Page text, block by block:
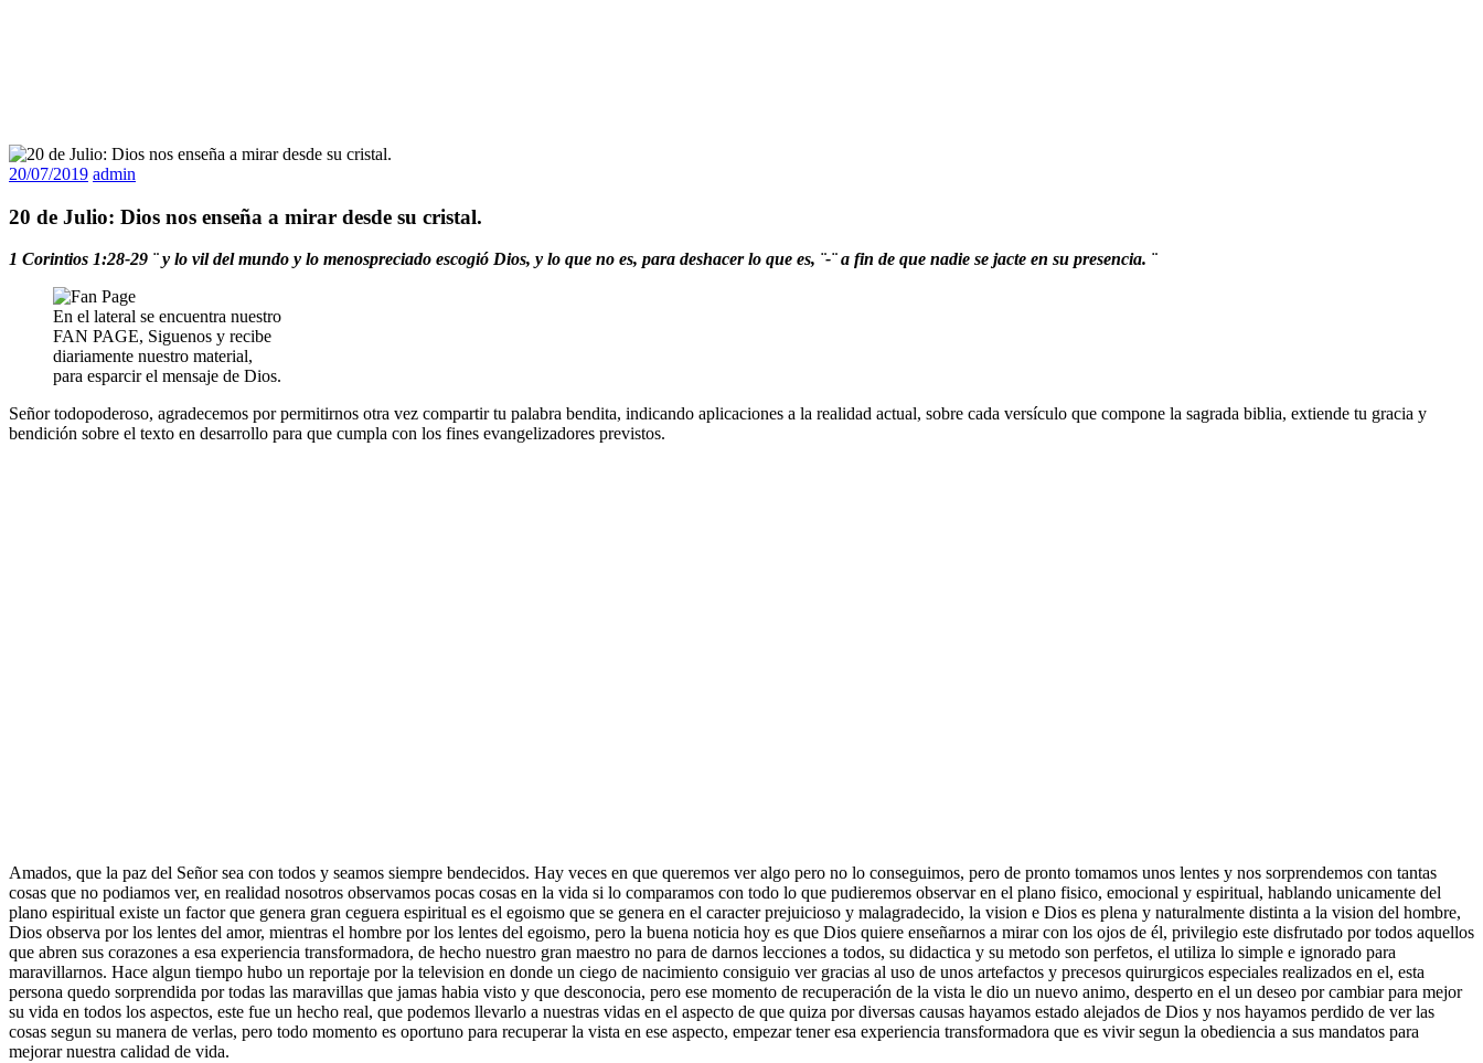
20/07/2019 admin
20 de Julio: Dios nos enseña a mirar desde su cristal.
1 Corintios 1:28-29 ¨ y lo vil del mundo y lo menospreciado escogió Dios, y lo que no es, para deshacer lo que es, ¨-¨ a fin de que nadie se jacte en su presencia. ¨
En el lateral se encuentra nuestro
FAN PAGE, Siguenos y recibe
diariamente nuestro material,
para esparcir el mensaje de Dios.
Señor todopoderoso, agradecemos por permitirnos otra vez compartir tu palabra bendita, indicando aplicaciones a la realidad actual, sobre cada versículo que compone la sagrada biblia, extiende tu gracia y
bendición sobre el texto en desarrollo para que cumpla con los fines evangelizadores previstos.
Amados, que la paz del Señor sea con todos y seamos siempre bendecidos. Hay veces en que queremos ver algo pero no lo conseguimos, pero de pronto tomamos unos lentes y nos sorprendemos con tantas
cosas que no podiamos ver, en realidad nosotros observamos pocas cosas en la vida si lo comparamos con todo lo que pudieremos observar en el plano fisico, emocional y espiritual, hablando unicamente del
plano espiritual existe un factor que genera gran ceguera espiritual es el egoismo que se genera en el caracter prejuicioso y malagradecido, la vision e Dios es plena y naturalmente distinta a la vision del hombre,
Dios observa por los lentes del amor, mientras el hombre por los lentes del egoismo, pero la buena noticia hoy es que Dios quiere enseñarnos a mirar con los ojos de él, privilegio este disfrutado por todos aquellos
que abren sus corazones a esa experiencia transformadora, de hecho nuestro gran maestro no para de darnos lecciones a todos, su didactica y su metodo son perfetos, el utiliza lo simple e ignorado para
maravillarnos. Hace algun tiempo hubo un reportaje por la television en donde un ciego de nacimiento consiguio ver gracias al uso de unos artefactos y precesos quirurgicos especiales realizados en el, esta
persona quedo sorprendida por todas las maravillas que jamas habia visto y que desconocia, pero ese momento de recuperación de la vista le dio un nuevo animo, desperto en el un deseo por cambiar para mejor
su vida en todos los aspectos, este fue un hecho real, que podemos llevarlo a nuestras vidas en el aspecto de que quiza por diversas causas hayamos estado alejados de Dios y nos hayamos perdido de ver las
cosas segun su manera de verlas, pero todo momento es oportuno para recuperar la vista en ese aspecto, empezar tener esa experiencia transformadora que es vivir segun la obediencia a sus mandatos para
mejorar nuestra calidad de vida.